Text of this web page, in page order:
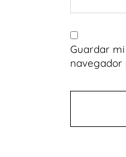
Guardar
navegador